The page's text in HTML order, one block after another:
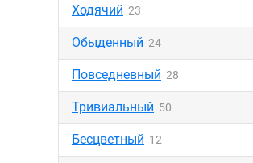
Ходячий 23
Обыденный 24
Повседневный 28
Тривиальный 50
Бесцветный 12